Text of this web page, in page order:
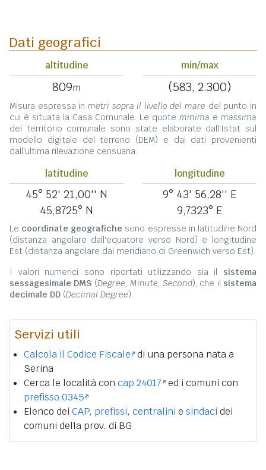
Dati geografici
altitudine
809m
min/max
(583, 2.300)
Misura espressa in metri sopra il livello del mare del punto in
cui è situata la Casa Comunale. Le quote minima e massima
del territorio comunale sono state elaborate dall'Istat sul
modello digitale del terreno (DEM) e dai dati provenienti
dall'ultima rilevazione censuaria.
latitudine
45° 52' 21,00'' N
45,8725° N
longitudine
9° 43' 56,28'' E
9,7323° E
Le coordinate geografiche sono espresse in latitudine Nord
(distanza angolare dall'equatore verso Nord) e longitudine
Est (distanza angolare dal meridiano di Greenwich verso Est).
I valori numerici sono riportati utilizzando sia il sistema
sessagesimale DMS (Degree, Minute, Second), che il sistema
decimale DD (Decimal Degree).
Servizi utili
Calcola il Codice Fiscale di una persona nata a
Serina
Cerca le località con cap 24017 ed i comuni con
prefisso 0345
Elenco dei CAP, prefissi, centralini e sindaci dei
comuni della prov. di BG